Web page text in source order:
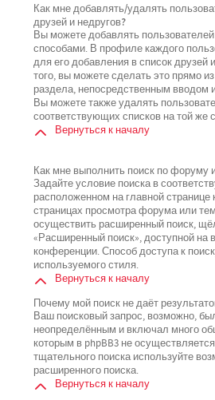
Как мне добавлять/удалять
друзей и недругов?
Вы можете добавлять
способами. В профиле каждого
для его добавления в список друзей
того, вы можете сделать это прямо
раздела, непосредственным вводом
Вы можете также удалять
соответствующих списков на той же
Вернуться к началу
Как мне выполнить поиск по форуму
Задайте условие поиска в
расположенном на главной странице
страницах просмотра форума или
осуществить расширенный поиск,
«Расширенный поиск», доступной на
конференции. Способ доступа к
используемого стиля.
Вернуться к началу
Почему мой поиск не даёт
Ваш поисковый запрос, возможно,
неопределённым и включал много
которым в phpBB3 не
тщательного поиска используйте
расширенного поиска.
Вернуться к началу